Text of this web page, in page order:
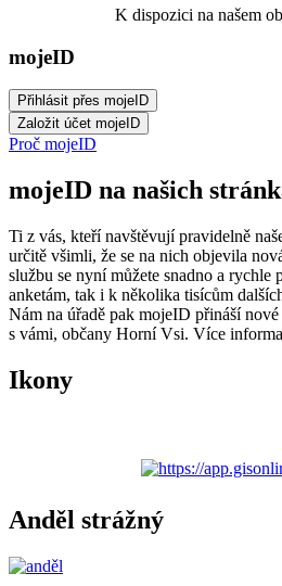
K dispozici na našem
mojeID
Proč mojeID
mojeID na našich
Ti z vás, kteří navštěvují pravidelně
určitě všimli, že se na nich objevila
službu se nyní můžete snadno a
anketám, tak i k několika tisícům
Nám na úřadě pak mojeID přináší
s vámi, občany Horní Vsi. Více
Ikony
Anděl strážný